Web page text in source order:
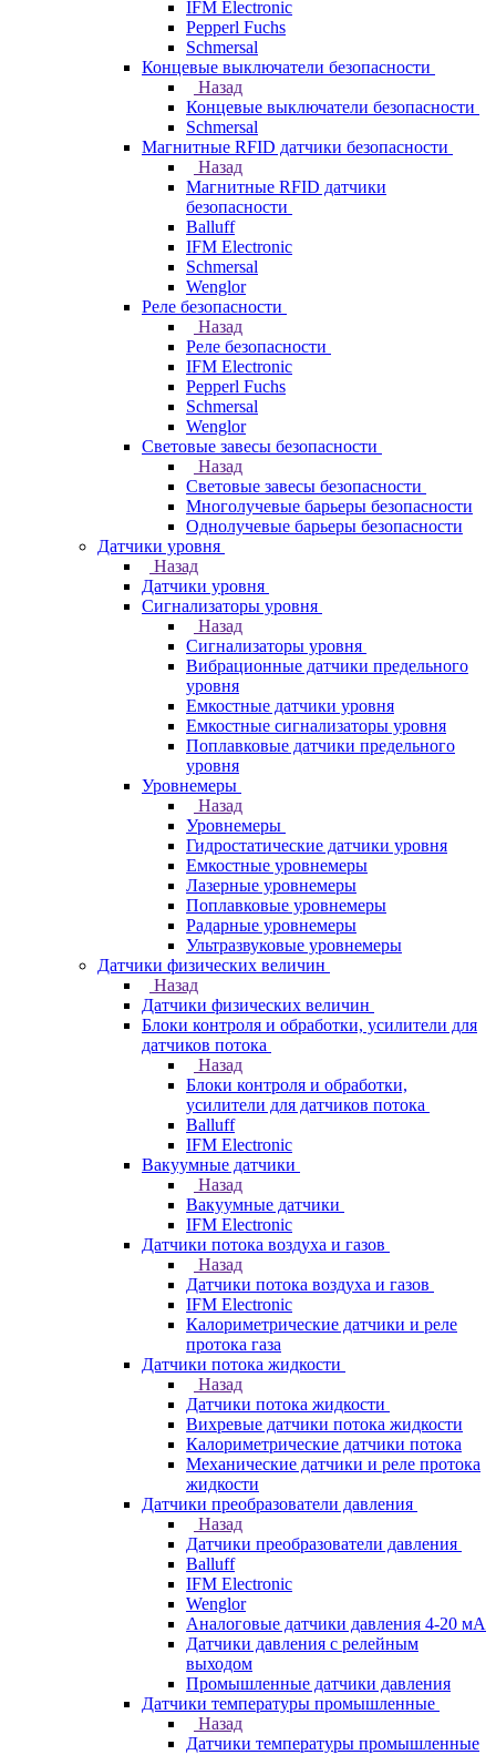
IFM Electronic
Pepperl Fuchs
Schmersal
Концевые выключатели безопасности
Назад
Концевые выключатели безопасности
Schmersal
Магнитные RFID датчики безопасности
Назад
Магнитные RFID датчики
безопасности
Balluff
IFM Electronic
Schmersal
Wenglor
Реле безопасности
Назад
Реле безопасности
IFM Electronic
Pepperl Fuchs
Schmersal
Wenglor
Световые завесы безопасности
Назад
Световые завесы безопасности
Многолучевые барьеры безопасности
Однолучевые барьеры безопасности
Датчики уровня
Назад
Датчики уровня
Сигнализаторы уровня
Назад
Сигнализаторы уровня
Вибрационные датчики предельного
уровня
Емкостные датчики уровня
Емкостные сигнализаторы уровня
Поплавковые датчики предельного
уровня
Уровнемеры
Назад
Уровнемеры
Гидростатические датчики уровня
Емкостные уровнемеры
Лазерные уровнемеры
Поплавковые уровнемеры
Радарные уровнемеры
Ультразвуковые уровнемеры
Датчики физических величин
Назад
Датчики физических величин
Блоки контроля и обработки, усилители для
датчиков потока
Назад
Блоки контроля и обработки,
усилители для датчиков потока
Balluff
IFM Electronic
Вакуумные датчики
Назад
Вакуумные датчики
IFM Electronic
Датчики потока воздуха и газов
Назад
Датчики потока воздуха и газов
IFM Electronic
Калориметрические датчики и реле
протока газа
Датчики потока жидкости
Назад
Датчики потока жидкости
Вихревые датчики потока жидкости
Калориметрические датчики потока
Механические датчики и реле протока
жидкости
Датчики преобразователи давления
Назад
Датчики преобразователи давления
Balluff
IFM Electronic
Wenglor
Аналоговые датчики давления 4-20 мА
Датчики давления с релейным
выходом
Промышленные датчики давления
Датчики температуры промышленные
Назад
Датчики температуры промышленные